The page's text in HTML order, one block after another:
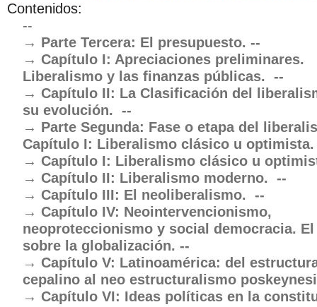
Contenidos:
--
Parte Tercera: El presupuesto. --
Capítulo I: Apreciaciones preliminares.
Liberalismo y las finanzas públicas.  --
Capítulo II: La Clasificación del
su evolución.  --
Parte Segunda: Fase o etapa del
Capítulo I: Liberalismo clásico u optimista.
Capítulo I: Liberalismo clásico u
Capítulo II: Liberalismo moderno.  --
Capítulo III: El neoliberalismo.  --
Capítulo IV: Neointervencionismo,
neoproteccionismo y social democracia. El
sobre la globalización. --
Capítulo V: Latinoamérica: del
cepalino al neo estructuralismo
Capítulo VI: Ideas políticas en la